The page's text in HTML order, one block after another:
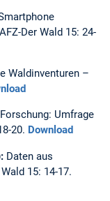
Der Wald 15: 24-
Waldinventuren –
Umfrage
20. Download
Daten aus
15: 14-17.